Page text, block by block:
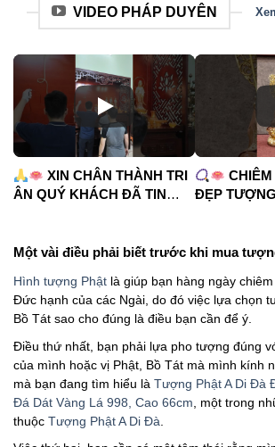
VIDEO PHÁP DUYÊN
XIN CHÂN THÀNH TRI
ÂN QUÝ KHÁCH ĐÃ TIN
#tuongphat #bantho
ĐẸP
#tuongphat
Một vài điều phải biết trước khi mua
Hình tượng Phật là giúp bạn hàng ngày
Đức hạnh của các Ngài, do đó việc lựa chọn
Bồ Tát sao cho đúng là điều bạn cần để ý.
Điều thứ nhất, bạn phải lựa pho tượng đúng
của mình hoặc vị Phật, Bồ Tát mà mình kính
mà bạn đang tìm hiểu là Tượng Phật A Di Đà
Đá Dát Vàng Lá 998, Cao 66cm , một trong
thuộc Tượng Phật A Di Đà